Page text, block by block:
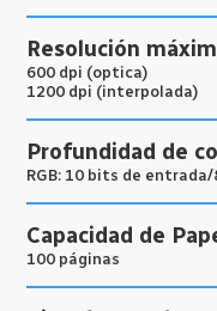
Resolución
600 dpi (optica)
1200 dpi (interpolada)
Profundidad de
RGB: 10 bits de
Capacidad de
100 páginas